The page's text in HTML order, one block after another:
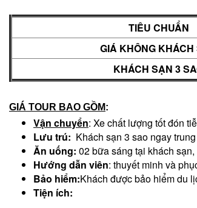
TIÊU CHUẨN
GIÁ KHÔNG KHÁCH
KHÁCH SẠN 3
GIÁ TOUR BAO GỒM:
Vận chuyển: Xe chất lượng tốt đón
Lưu trú: Khách sạn 3 sao ngay
Ăn uống: 02 bữa sáng tại khách
Hướng dẫn viên: thuyết minh và
Bảo hiểm:Khách được bảo hiểm du
Tiện ích: